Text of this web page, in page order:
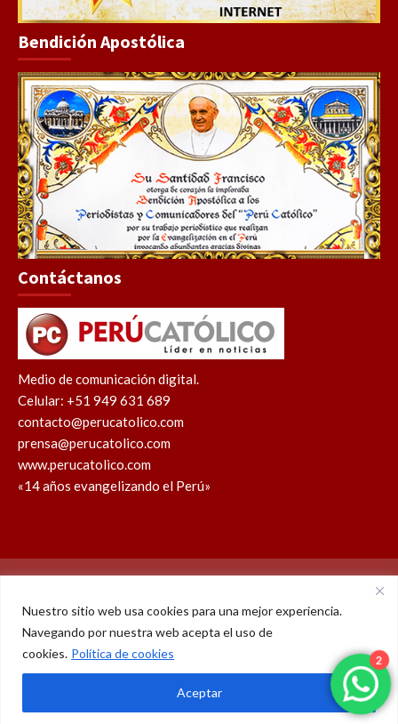
Nuestro sitio web usa cookies para una mejor experiencia.
Navegando por nuestra web acepta el uso de
cookies. Política de cookies
Aceptar
Bendición Apostólica
Contáctanos
Medio de comunicación digital.
Celular: +51 949 631 689
contacto@perucatolico.com
prensa@perucatolico.com
www.perucatolico.com
«14 años evangelizando el Perú»
WhatsAppFacebookYoutubeInstagram
X
© Derechos reservados 2026 – Perú Católico | 14 años
evangelizando el Perú
2